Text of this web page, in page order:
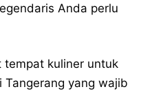
Anda perlu
kuliner untuk
yang wajib